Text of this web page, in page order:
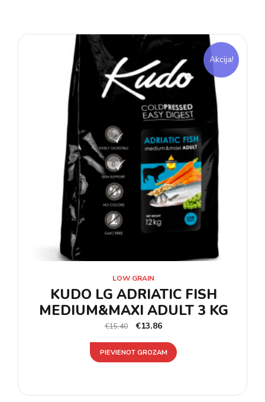
Akcija!
LOW GRAIN
KUDO LG ADRIATIC FISH
MEDIUM&MAXI ADULT 3 KG
€15.40 €13.86
PIEVIENOT GROZAM